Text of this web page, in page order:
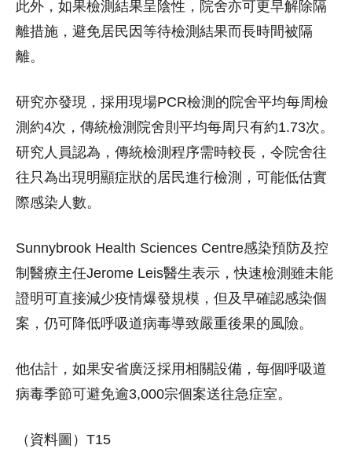
此外，如果檢測結果呈陰性，院舍亦可更早解除隔
離措施，避免居民因等待檢測結果而長時間被隔
離。
研究亦發現，採用現場PCR檢測的院舍平均每周檢
測約4次，傳統檢測院舍則平均每周只有約1.73次。
研究人員認為，傳統檢測程序需時較長，令院舍往
往只為出現明顯症狀的居民進行檢測，可能低估實
際感染人數。
Sunnybrook Health Sciences Centre感染預防及控
制醫療主任Jerome Leis醫生表示，快速檢測雖未能
證明可直接減少疫情爆發規模，但及早確認感染個
案，仍可降低呼吸道病毒導致嚴重後果的風險。
他估計，如果安省廣泛採用相關設備，每個呼吸道
病毒季節可避免逾3,000宗個案送往急症室。
（資料圖）T15